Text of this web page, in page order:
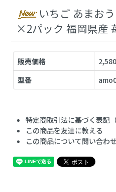
いちご あまお
×2パック 福岡県産
販売価格
型番
特定商取引法に基づく表記（
この商品を友達に教える
この商品について問い合わ